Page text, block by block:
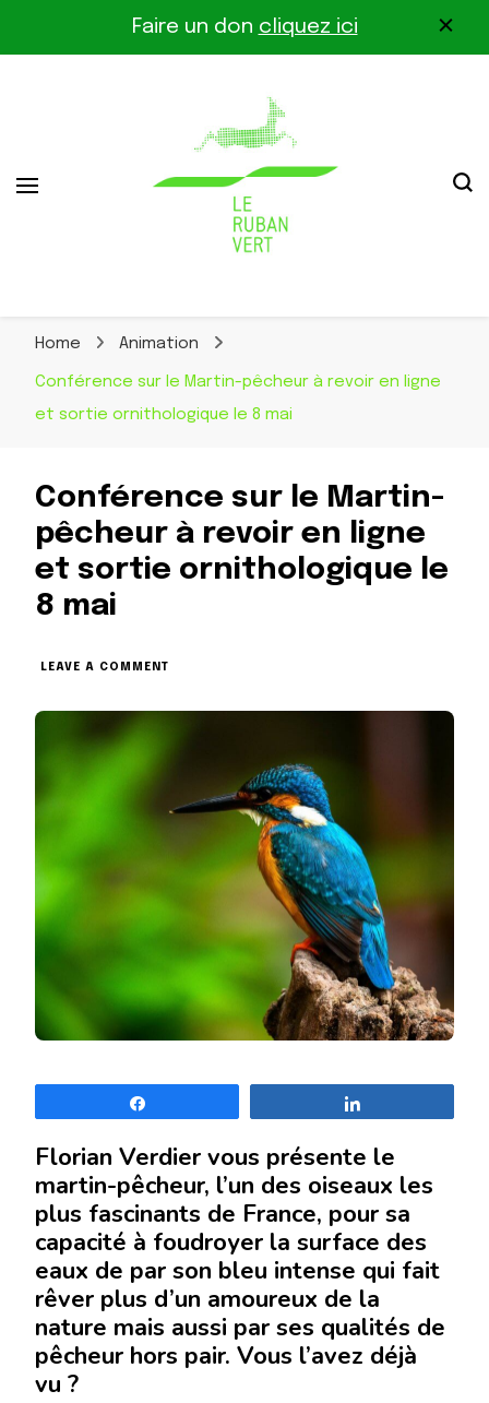
Faire un don cliquez ici
Le Ruban Vert
Home Animation
Conférence sur le Martin-pêcheur à revoir en ligne
et sortie ornithologique le 8 mai
Conférence sur le Martin-
pêcheur à revoir en ligne
et sortie ornithologique le
8 mai
LEAVE A COMMENT
REVOIR
ORNITHOLOGIQUE LE
Florian Verdier vous présente le
martin-pêcheur, l’un des oiseaux les
plus fascinants de France, pour sa
capacité à foudroyer la surface des
eaux de par son bleu intense qui fait
rêver plus d’un amoureux de la
nature mais aussi par ses qualités de
pêcheur hors pair. Vous l’avez déjà
vu ?